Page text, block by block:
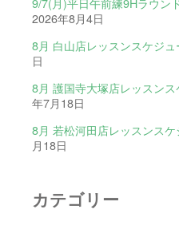
2026年8月4日
8月 白山店レッスンスケジ
日
8月 護国寺大塚店レッスン
年7月18日
8月 若松河田店レッスンス
月18日
カテゴリー